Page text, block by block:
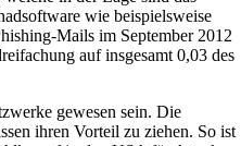
wie beispielsweise
Mails im September 2012
auf insgesamt 0,03 des
gewesen sein. Die
ihren Vorteil zu ziehen. So ist